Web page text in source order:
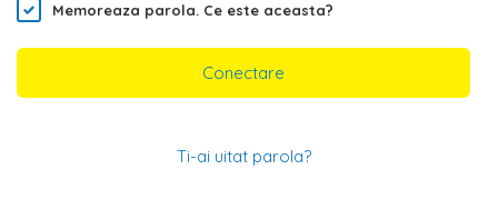
Memoreaza parola. Ce este aceasta?
Conectare
Ti-ai uitat parola?